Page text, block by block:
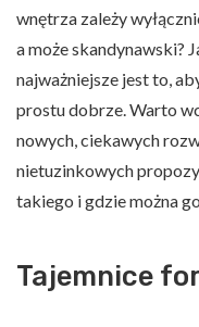
wnętrza zależy
a może skandynawski?
najważniejsze jest to,
prostu dobrze. Warto
nowych, ciekawych
nietuzinkowych
takiego i gdzie można
Tajemnice